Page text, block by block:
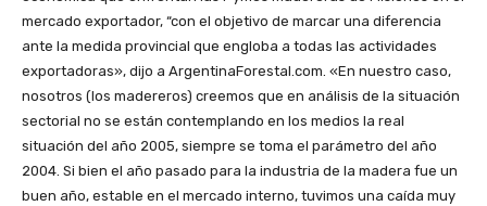
mercado exportador, “con el objetivo de marcar una diferencia
ante la medida provincial que engloba a todas las actividades
exportadoras», dijo a ArgentinaForestal.com. «En nuestro caso,
nosotros (los madereros) creemos que en análisis de la situación
sectorial no se están contemplando en los medios la real
situación del año 2005, siempre se toma el parámetro del año
2004. Si bien el año pasado para la industria de la madera fue un
buen año, estable en el mercado interno, tuvimos una caída muy